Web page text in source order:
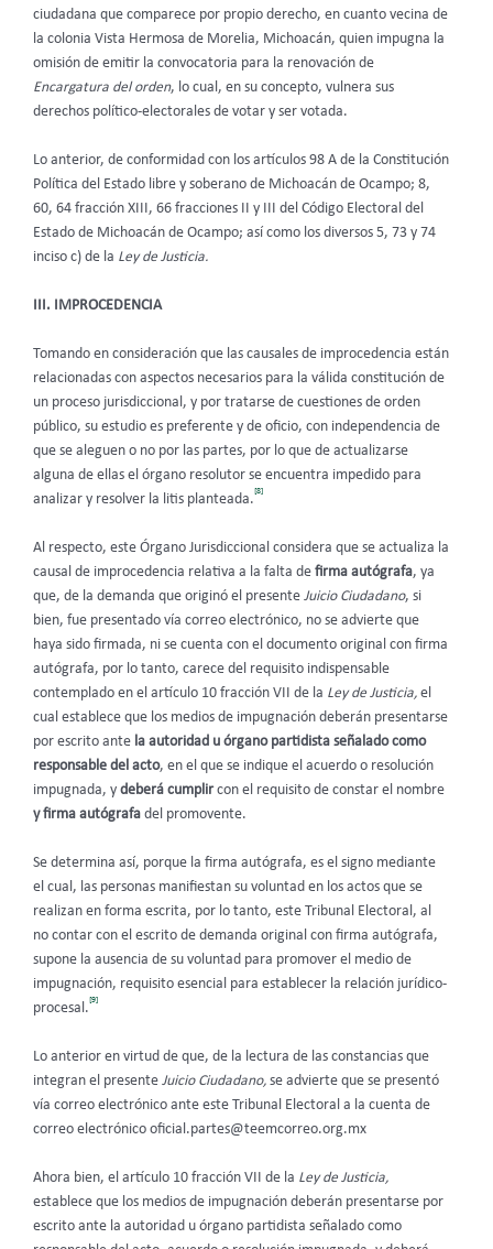
ciudadana que comparece por propio derecho, en cuanto vecina de
la colonia Vista Hermosa de Morelia, Michoacán, quien impugna la
omisión de emitir la convocatoria para la renovación de
Encargatura del orden, lo cual, en su concepto, vulnera sus
derechos político-electorales de votar y ser votada.
Lo anterior, de conformidad con los artículos 98 A de la Constitución
Política del Estado libre y soberano de Michoacán de Ocampo; 8,
60, 64 fracción XIII, 66 fracciones II y III del Código Electoral del
Estado de Michoacán de Ocampo; así como los diversos 5, 73 y 74
inciso c) de la Ley de Justicia.
III. IMPROCEDENCIA
Tomando en consideración que las causales de improcedencia están
relacionadas con aspectos necesarios para la válida constitución de
un proceso jurisdiccional, y por tratarse de cuestiones de orden
público, su estudio es preferente y de oficio, con independencia de
que se aleguen o no por las partes, por lo que de actualizarse
alguna de ellas el órgano resolutor se encuentra impedido para
analizar y resolver la litis planteada.
[8]
Al respecto, este Órgano Jurisdiccional considera que se actualiza la
causal de improcedencia relativa a la falta de firma autógrafa, ya
que, de la demanda que originó el presente Juicio Ciudadano, si
bien, fue presentado vía correo electrónico, no se advierte que
haya sido firmada, ni se cuenta con el documento original con firma
autógrafa, por lo tanto, carece del requisito indispensable
contemplado en el artículo 10 fracción VII de la Ley de Justicia, el
cual establece que los medios de impugnación deberán presentarse
por escrito ante la autoridad u órgano partidista señalado como
responsable del acto, en el que se indique el acuerdo o resolución
impugnada, y deberá cumplircon el requisito de constar el nombre
y firma autógrafa del promovente.
Se determina así, porque la firma autógrafa, es el signo mediante
el cual, las personas manifiestan su voluntad en los actos que se
realizan en forma escrita, por lo tanto, este Tribunal Electoral, al
no contar con el escrito de demanda original con firma autógrafa,
supone la ausencia de su voluntad para promover el medio de
impugnación, requisito esencial para establecer la relación jurídico-
procesal.
[9]
Lo anterior en virtud de que, de la lectura de las constancias que
integran el presente Juicio Ciudadano, se advierte que se presentó
vía correo electrónico ante este Tribunal Electoral a la cuenta de
correo electrónico oficial.partes@teemcorreo.org.mx
Ahora bien, el artículo 10 fracción VII de la Ley de Justicia,
establece que los medios de impugnación deberán presentarse por
escrito ante la autoridad u órgano partidista señalado como